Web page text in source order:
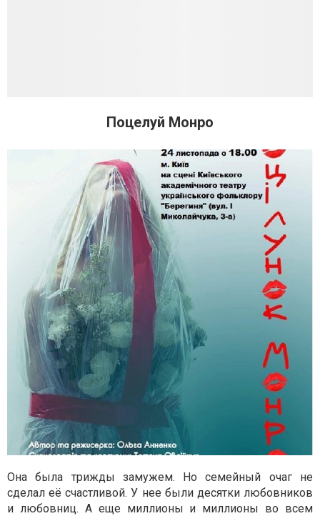
Поцелуй Монро
Она была трижды замужем. Но семейный очаг не
сделал её счастливой. У нее были десятки любовников
и любовниц. А еще миллионы и миллионы во всем